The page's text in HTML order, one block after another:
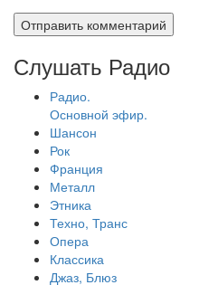
Слушать Радио
Радио.
Основной эфир.
Шансон
Рок
Франция
Металл
Этника
Техно, Транс
Опера
Классика
Джаз, Блюз